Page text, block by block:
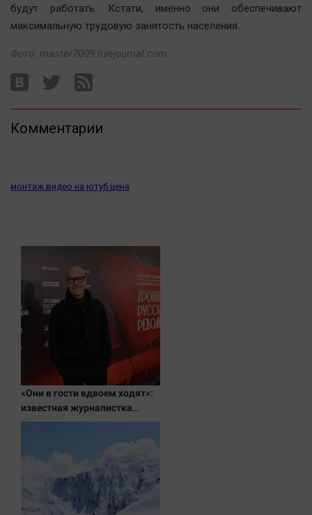
будут работать. Кстати, именно они обеспечивают
максимальную трудовую занятость населения.
Фото: master7009.livejournal.com
Комментарии
монтаж видео на ютуб цена
«Они в гости вдвоем ходят»:
известная журналистка
подтвердила роман